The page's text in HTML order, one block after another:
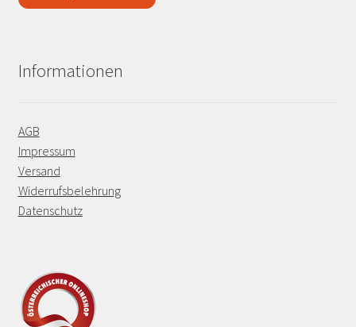
Informationen
AGB
Impressum
Versand
Widerrufsbelehrung
Datenschutz